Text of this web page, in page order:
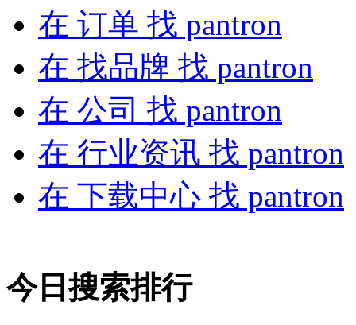
在 订单 找 pantron
在 找品牌 找 pantron
在 公司 找 pantron
在 行业资讯 找 pantron
在 下载中心 找 pantron
今日搜索排行